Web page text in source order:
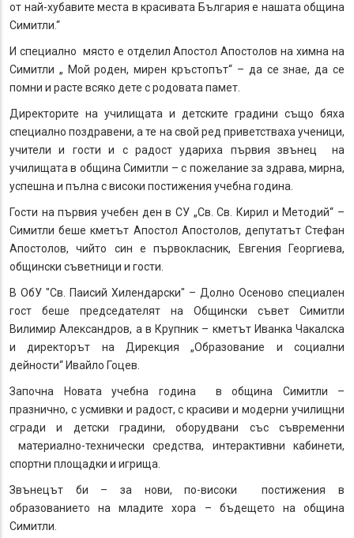
от най-хубавите места в красивата България е нашата община
Симитли.“
И специално място е отделил Апостол Апостолов на химна на
Симитли „ Мой роден, мирен кръстопът“ – да се знае, да се
помни и расте всяко дете с родовата памет.
Директорите на училищата и детските градини също бяха
специално поздравени, а те на свой ред приветстваха ученици,
учители и гости и с радост удариха първия звънец на
училищата в община Симитли – с пожелание за здрава, мирна,
успешна и пълна с високи постижения учебна година.
Гости на първия учебен ден в СУ „Св. Св. Кирил и Методий“ –
Симитли беше кметът Апостол Апостолов, депутатът Стефан
Апостолов, чийто син е първокласник, Евгения Георгиева,
общински съветници и гости.
В ОбУ "Св. Паисий Хилендарски" – Долно Осеново специален
гост беше председателят на Общински съвет Симитли
Вилимир Александров, а в Крупник – кметът Иванка Чакалска
и директорът на Дирекция „Образование и социални
дейности“ Ивайло Гоцев.
Започна Новата учебна година в община Симитли –
празнично, с усмивки и радост, с красиви и модерни училищни
сгради и детски градини, оборудвани със съвременни
материално-технически средства, интерактивни кабинети,
спортни площадки и игрища.
Звънецът би – за нови, по-високи постижения в
образованието на младите хора – бъдещето на община
Симитли.